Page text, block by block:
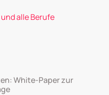
alle Berufe
White-Paper zur